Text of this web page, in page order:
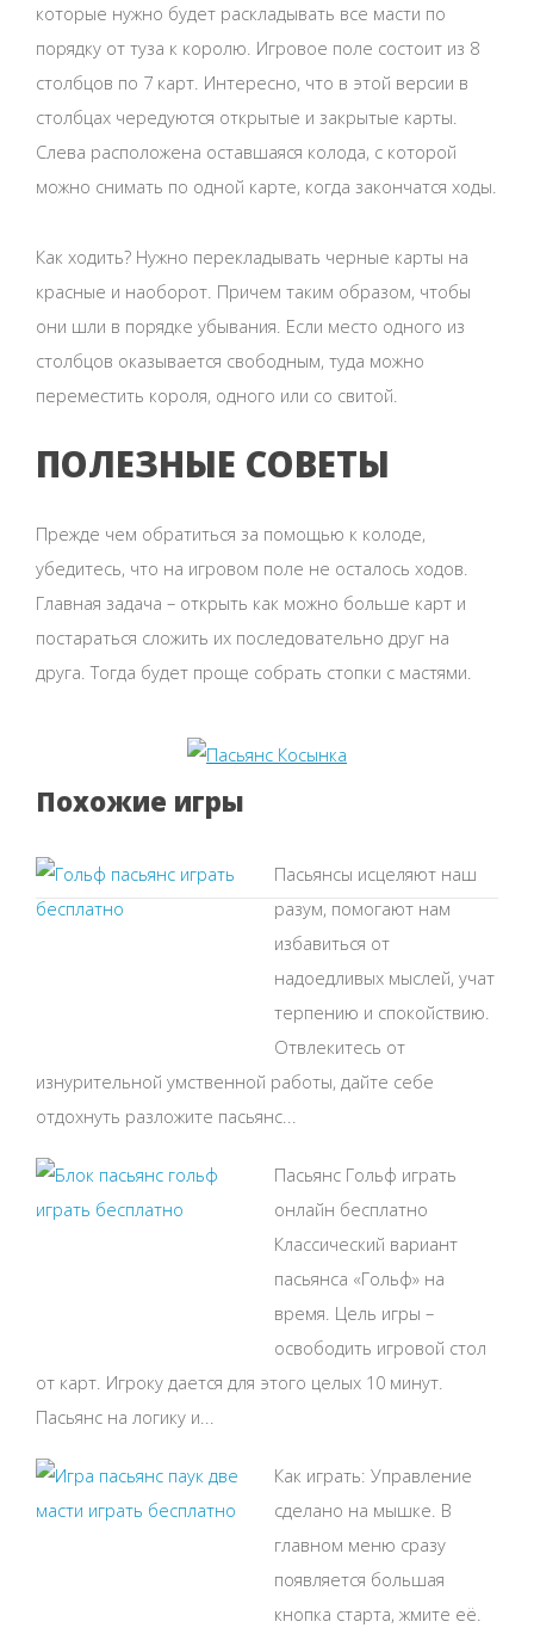
которые нужно будет раскладывать все масти по
порядку от туза к королю. Игровое поле состоит из 8
столбцов по 7 карт. Интересно, что в этой версии в
столбцах чередуются открытые и закрытые карты.
Слева расположена оставшаяся колода, с которой
можно снимать по одной карте, когда закончатся ходы.
Как ходить? Нужно перекладывать черные карты на
красные и наоборот. Причем таким образом, чтобы
они шли в порядке убывания. Если место одного из
столбцов оказывается свободным, туда можно
переместить короля, одного или со свитой.
ПОЛЕЗНЫЕ СОВЕТЫ
Прежде чем обратиться за помощью к колоде,
убедитесь, что на игровом поле не осталось ходов.
Главная задача – открыть как можно больше карт и
постараться сложить их последовательно друг на
друга. Тогда будет проще собрать стопки с мастями.
Похожие игры
Пасьянсы исцеляют наш
разум, помогают нам
избавиться от
надоедливых мыслей, учат
терпению и спокойствию.
Отвлекитесь от
изнурительной умственной работы, дайте себе
отдохнуть разложите пасьянс...
Пасьянс Гольф играть
онлайн бесплатно
Классический вариант
пасьянса «Гольф» на
время. Цель игры –
освободить игровой стол
от карт. Игроку дается для этого целых 10 минут.
Пасьянс на логику и...
Как играть: Управление
сделано на мышке. В
главном меню сразу
появляется большая
кнопка старта, жмите её.